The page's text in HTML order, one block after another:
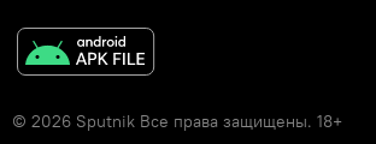
© 2026 Sputnik Все права защищены. 18+